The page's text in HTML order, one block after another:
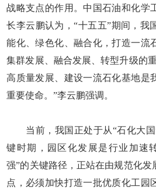
战略支点的作用。中国石油和化学
长李云鹏认为，“十五五”期间，我
能化、绿色化、融合化，打造一流
集群发展、融合发展、转型升级的
高质量发展、建设一流石化基地是
重要使命。”李云鹏强调。
当前，我国正处于从“石化大国
键时期，园区化发展是行业加速
强”的关键路径，正站在由规范化
点，必须加快打造一批优质化工园